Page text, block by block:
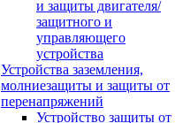
и защиты двигателя/
защитного и
управляющего
устройства
Устройства заземления,
молниезащиты и защиты от
перенапряжений
Устройство защиты от